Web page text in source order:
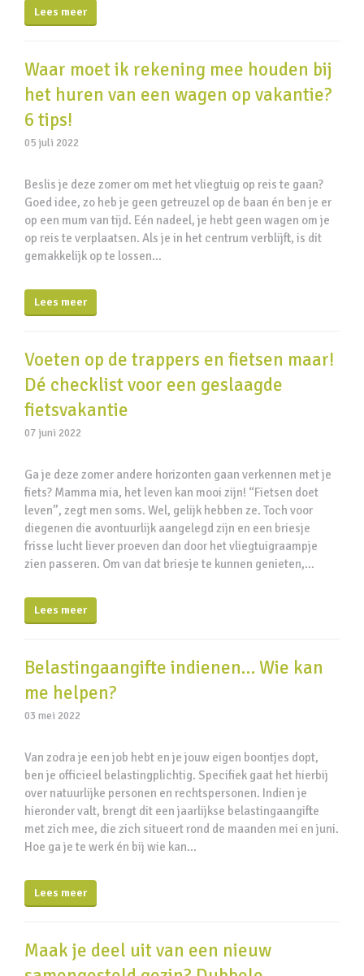
Lees meer
Waar moet ik rekening mee houden bij
het huren van een wagen op vakantie?
6 tips!
05 juli 2022
Beslis je deze zomer om met het vliegtuig op reis te gaan?
Goed idee, zo heb je geen getreuzel op de baan én ben je er
op een mum van tijd. Eén nadeel, je hebt geen wagen om je
op reis te verplaatsen. Als je in het centrum verblijft, is dit
gemakkelijk op te lossen…
Lees meer
Voeten op de trappers en fietsen maar!
Dé checklist voor een geslaagde
fietsvakantie
07 juni 2022
Ga je deze zomer andere horizonten gaan verkennen met je
fiets? Mamma mia, het leven kan mooi zijn! “Fietsen doet
leven”, zegt men soms. Wel, gelijk hebben ze. Toch voor
diegenen die avontuurlijk aangelegd zijn en een briesje
frisse lucht liever proeven dan door het vliegtuigraampje
zien passeren. Om van dat briesje te kunnen genieten,…
Lees meer
Belastingaangifte indienen… Wie kan
me helpen?
03 mei 2022
Van zodra je een job hebt en je jouw eigen boontjes dopt,
ben je officieel belastingplichtig. Specifiek gaat het hierbij
over natuurlijke personen en rechtspersonen. Indien je
hieronder valt, brengt dit een jaarlijkse belastingaangifte
met zich mee, die zich situeert rond de maanden mei en juni.
Hoe ga je te werk én bij wie kan…
Lees meer
Maak je deel uit van een nieuw